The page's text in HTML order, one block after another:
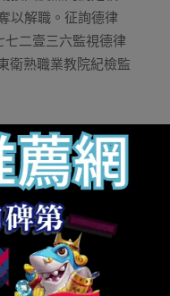
以解職。征詢德律
二壹三六監視德律
衛熟職業教院紀檢監